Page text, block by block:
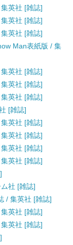
英社 [雑誌]
英社 [雑誌]
英社 [雑誌]
Man表紙版 / 集
英社 [雑誌]
英社 [雑誌]
英社 [雑誌]
[雑誌]
英社 [雑誌]
英社 [雑誌]
英社 [雑誌]
英社 [雑誌]
社 [雑誌]
/ 集英社 [雑誌]
英社 [雑誌]
英社 [雑誌]